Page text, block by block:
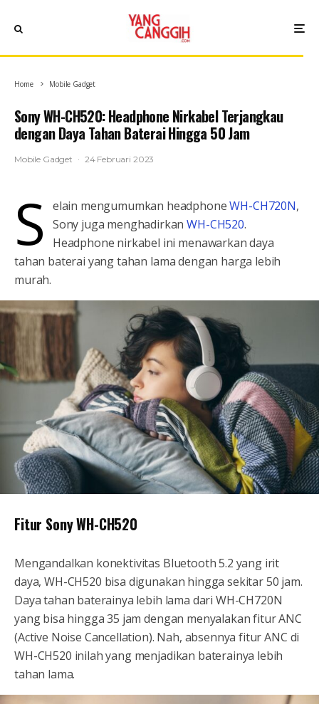
Home Mobile Gadget
Sony WH-CH520: Headphone Nirkabel Terjangkau
dengan Daya Tahan Baterai Hingga 50 Jam
Mobile Gadget · 24 Februari 2023
S elain mengumumkan headphoneWH-CH720N,
Sony juga menghadirkan WH-CH520.
Headphone nirkabel ini menawarkan daya
tahan baterai yang tahan lama dengan harga lebih
murah.
Fitur Sony WH-CH520
Mengandalkan konektivitas Bluetooth 5.2 yang irit
daya, WH-CH520 bisa digunakan hingga sekitar 50 jam.
Daya tahan baterainya lebih lama dari WH-CH720N
yang bisa hingga 35 jam dengan menyalakan fitur ANC
(Active Noise Cancellation). Nah, absennya fitur ANC di
WH-CH520 inilah yang menjadikan baterainya lebih
tahan lama.